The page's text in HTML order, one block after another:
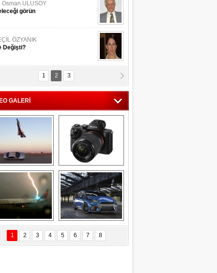
Osman ULUSOY
görün
ÖZYANIK
Değişti?
KÖYATASI
Vatan !
1 2 3
GALERİ
Savaş uçağı
pilotundan
muhteşem gösteri
Sony Alpha 7R II ön
inceleme
Delta uçağına
yıldırım çarptı
Ford Focus RS
(2015)
1 2 3 4 5 6 7 8